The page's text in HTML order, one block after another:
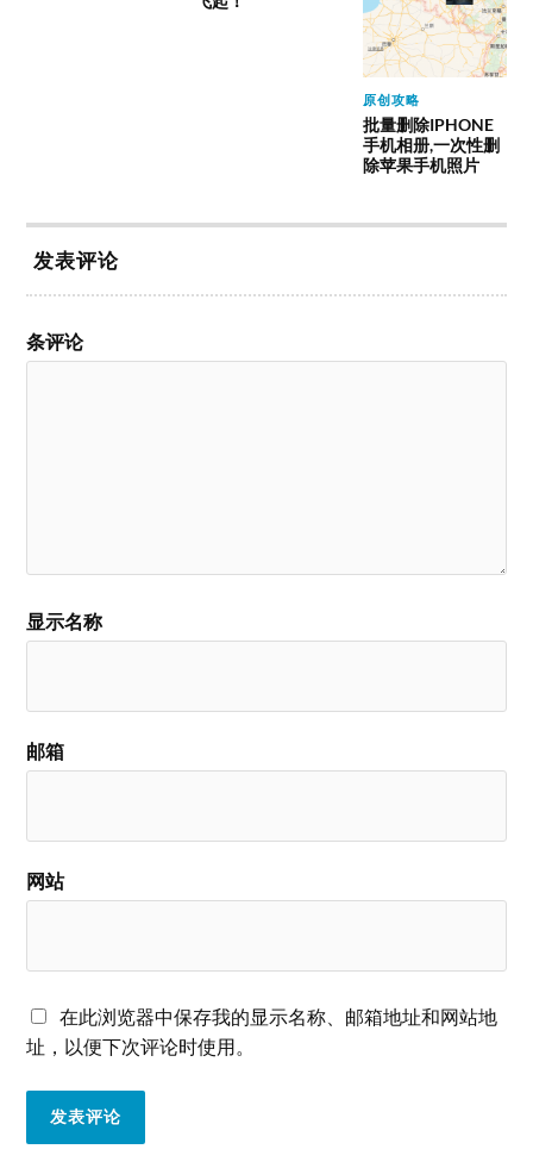
原创攻略
批量删除IPHONE
手机相册,一次性删
除苹果手机照片
发表评论
条评论
显示名称
邮箱
网站
在此浏览器中保存我的显示名称、邮箱地址和网站地
址，以便下次评论时使用。